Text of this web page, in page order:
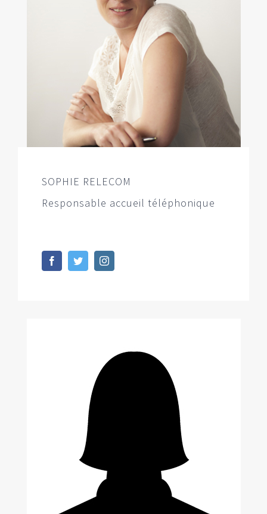
SOPHIE RELECOM
Responsable accueil téléphonique